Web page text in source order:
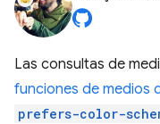
Las consultas de
funciones de medios
prefers-color-